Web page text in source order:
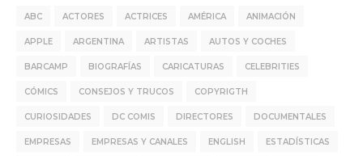
ABC ACTORES ACTRICES AMÉRICA ANIMACIÓN
APPLE ARGENTINA ARTISTAS AUTOS Y COCHES
BARCAMP BIOGRAFÍAS CARICATURAS CELEBRITIES
CÓMICS CONSEJOS Y TRUCOS COPYRIGTH
CURIOSIDADES DC COMIS DIRECTORES DOCUMENTALES
EMPRESAS EMPRESAS Y CANALES ENGLISH ESTADÍSTICAS